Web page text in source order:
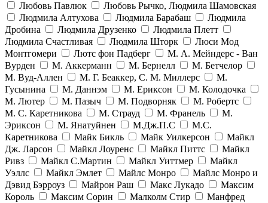
Любовь Павлюк
Любовь Рычко, Людмила Шамовская
Людмила Алтухова
Людмила Барабаш
Людмила
Дробина
Людмила Друзенко
Людмила Плетт
Людмила Счастливая
Людмила Шторк
Люси Мод
Монтгомери
Лютс фон Падберг
М. А. Мейндерс - Ван
Вурден
М. Аккерманн М. Бернелл
М. Бетчелор
М. Вуд-Аллен
М. Г. Беаккер, С. М. Миллерс
М.
Гусынина
М. Даннэм М. Ериксон
М. Колодочка
М. Лютер
М. Пазыч М. Подворняк
М. Робертс
М. С. Каретникова
М. Страуд М. Франель
М.
Эриксон
М. Янатуйнен М.Дж.П.С
М.С.
Каретникова
Майк Бикль Майк Уилкерсон
Майкл
Дж. Ларсон
Майкл Лоуренс Майкл Питтс
Майкл
Ривз
Майкл С.Мартин Майкл Уиттмер
Майкл
Уэллс
Майкл Эмлет Майлс Монро
Майлс Монро и
Дэвид Бэрроуз
Майрон Раш Макс Лукадо
Максим
Король
Максим Сорин Малколм Стир
Манфред